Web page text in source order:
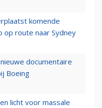
komende
route naar Sydney
documentaire
Boeing
licht voor massale